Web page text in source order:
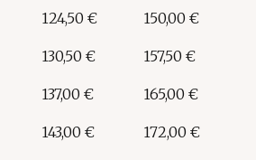
124,50 € 150,00 €
130,50 € 157,50 €
137,00 € 165,00 €
143,00 € 172,00 €